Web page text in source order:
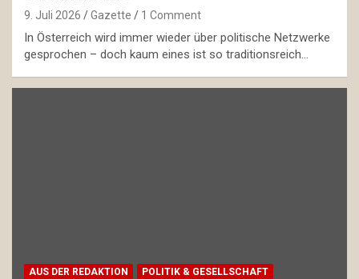
9. Juli 2026 Gazette 1 Comment
In Österreich wird immer wieder über politische Netzwerke
gesprochen – doch kaum eines ist so traditionsreich…
AUS DER REDAKTION POLITIK & GESELLSCHAFT